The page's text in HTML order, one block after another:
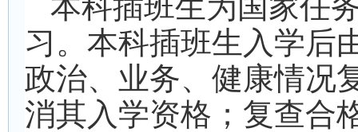
习。本科插班生入学后
政治、业务、健康情况
消其入学资格；复查合